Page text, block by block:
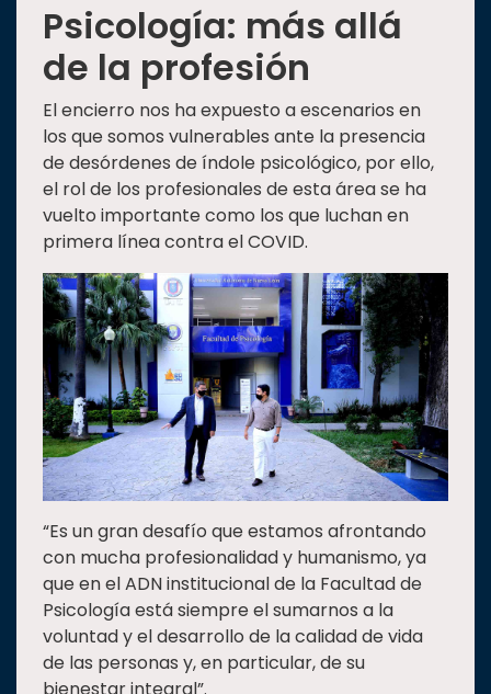
Psicología: más allá
de la profesión
El encierro nos ha expuesto a escenarios en
los que somos vulnerables ante la presencia
de desórdenes de índole psicológico, por ello,
el rol de los profesionales de esta área se ha
vuelto importante como los que luchan en
primera línea contra el COVID.
“Es un gran desafío que estamos afrontando
con mucha profesionalidad y humanismo, ya
que en el ADN institucional de la Facultad de
Psicología está siempre el sumarnos a la
voluntad y el desarrollo de la calidad de vida
de las personas y, en particular, de su